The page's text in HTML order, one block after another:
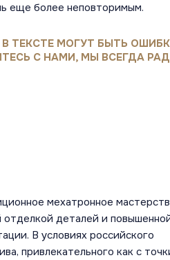
еще более неповторимым.
ТЕКСТЕ МОГУТ БЫТЬ
С НАМИ, МЫ ВСЕГДА
мехатронное
деталей и
В условиях российского
привлекательного как с